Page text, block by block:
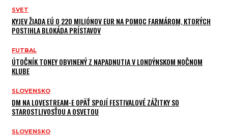
SVET
KYJEV ŽIADA EÚ O 220 MILIÓNOV EUR NA POMOC FARMÁROM, KTORÝCH
POSTIHLA BLOKÁDA PRÍSTAVOV
FUTBAL
ÚTOČNÍK TONEY OBVINENÝ Z NAPADNUTIA V LONDÝNSKOM NOČNOM
KLUBE
SLOVENSKO
DM NA LOVESTREAM-E OPÄŤ SPOJÍ FESTIVALOVÉ ZÁŽITKY SO
STAROSTLIVOSŤOU A OSVETOU
SLOVENSKO